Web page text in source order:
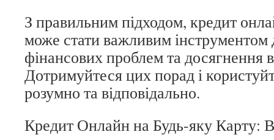
З правильним підходом, кредит
може стати важливим інструментом
фінансових проблем та досягнення
Дотримуйтеся цих порад і
розумно та відповідально.
Кредит Онлайн на Будь-яку Карту: